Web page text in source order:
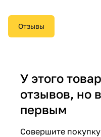
Отзывы
У этого
отзывов, но
первым
Совершите